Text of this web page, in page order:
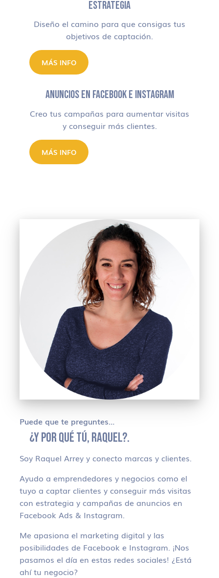
ESTRATEGIA
Diseño el camino para que consigas tus
objetivos de captación.
MÁS INFO
ANUNCIOS EN FACEBOOK E INSTAGRAM
Creo tus campañas para aumentar visitas
y conseguir más clientes.
MÁS INFO
Puede que te preguntes…
¿Y POR QUÉ TÚ, RAQUEL?.
Soy Raquel Arrey y conecto marcas y clientes.
Ayudo a emprendedores y negocios como el
tuyo a captar clientes y conseguir más visitas
con estrategia y campañas de anuncios en
Facebook Ads & Instagram.
Me apasiona el marketing digital y las
posibilidades de Facebook e Instagram. ¡Nos
pasamos el día en estas redes sociales! ¿Está
ahí tu negocio?